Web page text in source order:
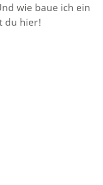
wie baue ich ein
du hier!